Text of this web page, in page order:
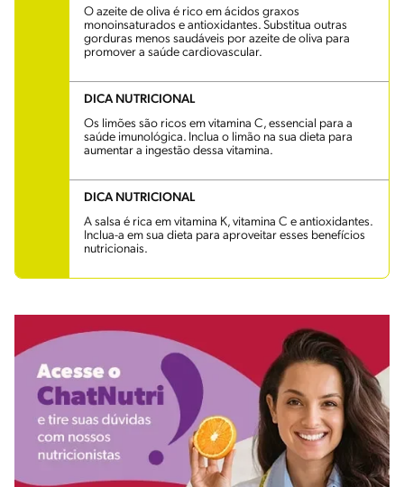
O azeite de oliva é rico em ácidos graxos
monoinsaturados e antioxidantes. Substitua outras
gorduras menos saudáveis por azeite de oliva para
promover a saúde cardiovascular.
DICA NUTRICIONAL
Os limões são ricos em vitamina C, essencial para a
saúde imunológica. Inclua o limão na sua dieta para
aumentar a ingestão dessa vitamina.
DICA NUTRICIONAL
A salsa é rica em vitamina K, vitamina C e antioxidantes.
Inclua-a em sua dieta para aproveitar esses benefícios
nutricionais.